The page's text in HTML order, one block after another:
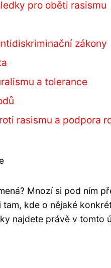
pro oběti rasismu
zákony
a tolerance
rasismu a podpora
Mnozí si pod ním
tam, kde o nějaké
najdete právě v tomto